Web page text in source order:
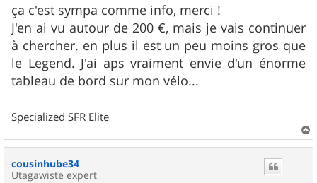
s
s
a
g
e
ça c'est sympa comme info, merci !
J'en ai vu autour de 200 €, mais je vais continuer
à chercher. en plus il est un peu moins gros que
le Legend. J'ai aps vraiment envie d'un énorme
tableau de bord sur mon vélo...
Specialized SFR Elite
a
cousinhube34
Utagawiste expert